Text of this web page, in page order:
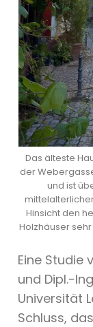
Das älteste
der
und ist
Hinsicht den
Holzhäuser
Eine Studie
und Dipl.-
Universität
Schluss,